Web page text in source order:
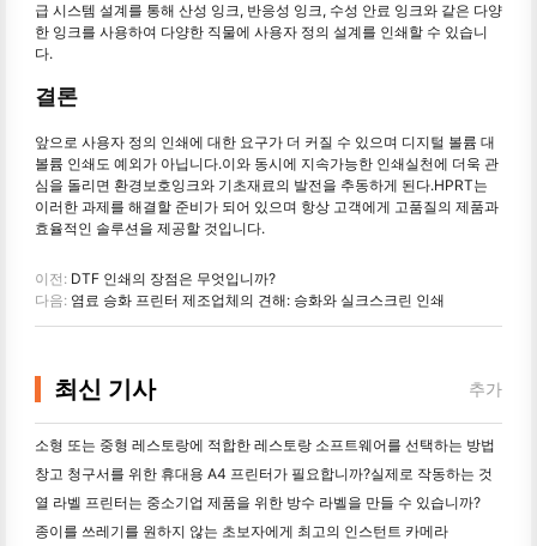
급 시스템 설계를 통해 산성 잉크, 반응성 잉크, 수성 안료 잉크와 같은 다양
한 잉크를 사용하여 다양한 직물에 사용자 정의 설계를 인쇄할 수 있습니
다.
결론
앞으로 사용자 정의 인쇄에 대한 요구가 더 커질 수 있으며 디지털 볼륨 대
볼륨 인쇄도 예외가 아닙니다.이와 동시에 지속가능한 인쇄실천에 더욱 관
심을 돌리면 환경보호잉크와 기초재료의 발전을 추동하게 된다.HPRT는
이러한 과제를 해결할 준비가 되어 있으며 항상 고객에게 고품질의 제품과
효율적인 솔루션을 제공할 것입니다.
이전: DTF 인쇄의 장점은 무엇입니까?
다음: 염료 승화 프린터 제조업체의 견해: 승화와 실크스크린 인쇄
최신 기사 추가
소형 또는 중형 레스토랑에 적합한 레스토랑 소프트웨어를 선택하는 방법
창고 청구서를 위한 휴대용 A4 프린터가 필요합니까?실제로 작동하는 것
열 라벨 프린터는 중소기업 제품을 위한 방수 라벨을 만들 수 있습니까?
종이를 쓰레기를 원하지 않는 초보자에게 최고의 인스턴트 카메라